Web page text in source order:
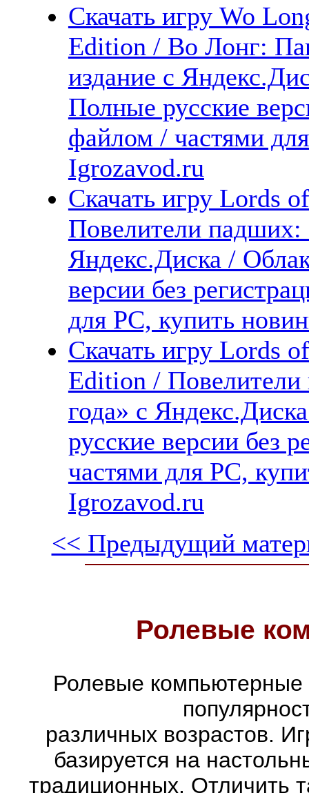
Скачать игру Wo
Edition / Во Лонг:
издание с
Полные русские
файлом / частями
Igrozavod.ru
Скачать игру Lords
Повелители падших:
Яндекс.Диска /
версии без
для PC, купить
Скачать игру Lords
Edition /
года» с
русские версии без
частями для PC,
Igrozavod.ru
<< Предыдущий
Ролевые
Ролевые компьютерные
различных возрастов.
базируется на
традиционных. Отличить